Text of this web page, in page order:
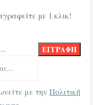
με 1 κλικ!
με τηνΠολιτική